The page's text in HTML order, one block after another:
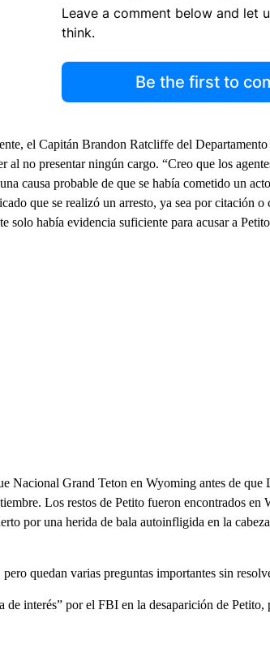
Leave a comment below and let
think.
Be the first to
el Capitán Brandon Ratcliffe del
al no presentar ningún cargo. “Creo que los
causa probable de que se había cometido un
que se realizó un arresto, ya sea por citación o
solo había evidencia suficiente para acusar a
Nacional Grand Teton en Wyoming antes de que
Los restos de Petito fueron encontrados en
por una herida de bala autoinfligida en la
quedan varias preguntas importantes sin
interés” por el FBI en la desaparición de Petito,